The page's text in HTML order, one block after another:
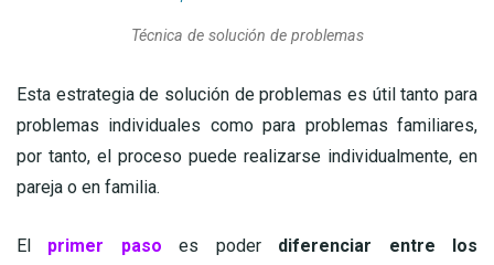
Técnica de solución de problemas
Esta estrategia de solución de problemas es útil tanto para
problemas individuales como para problemas familiares,
por tanto, el proceso puede realizarse individualmente, en
pareja o en familia.
El primer paso es poder diferenciar entre los